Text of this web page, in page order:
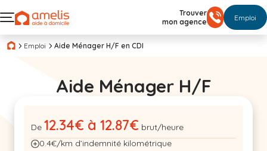
Trouver
mon agence
Emploi
Emploi Aide Ménager H/F en CDI
Aide Ménager H/F
De 12.34€ à 12.87€ brut/heure
0.4€/km d’indemnité kilométrique